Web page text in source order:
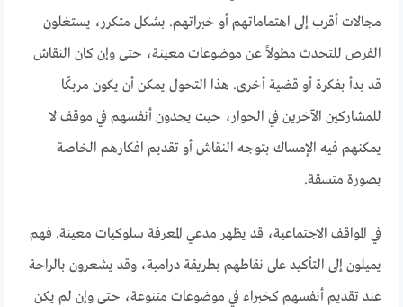
مجالات أقرب إلى اهتماماتهم أو خبراتهم. بشكل متكرر، يستغلون
الفرص للتحدث مطولاً عن موضوعات معينة، حتى وإن كان النقاش
قد بدأ بفكرة أو قضية أخرى. هذا التحول يمكن أن يكون مربكًا
للمشاركين الآخرين في الحوار، حيث يجدون أنفسهم في موقف لا
يمكنهم فيه الإمساك بتوجه النقاش أو تقديم افكارهم الخاصة
بصورة متسقة.
في المواقف الاجتماعية، قد يظهر مدعي المعرفة سلوكيات معينة. فهم
يميلون إلى التأكيد على نقاطهم بطريقة درامية، وقد يشعرون بالراحة
عند تقديم أنفسهم كخبراء في موضوعات متنوعة، حتى وإن لم يكن